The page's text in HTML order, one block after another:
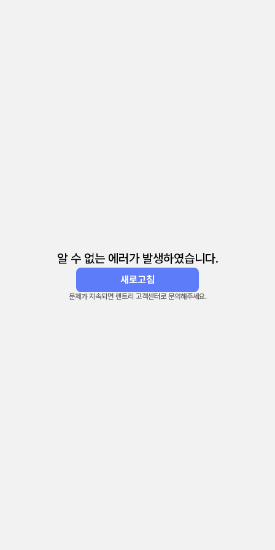
알 수 없는 에러가 발생하였습니다.
새로고침
문제가 지속되면 렌트리 고객센터로 문의해주세요.